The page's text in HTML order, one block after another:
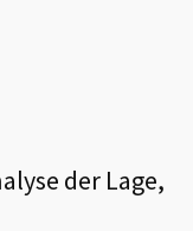
der Lage,